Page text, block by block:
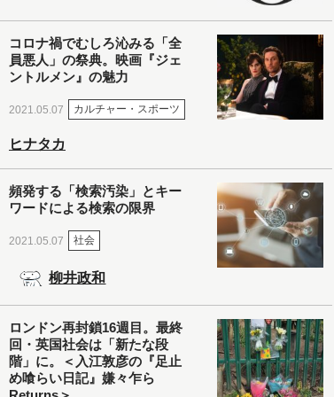
コロナ禍でむしろ沁みる「全
員悪人」の祭典。映画『ジェ
ントルメン』の魅力
2021.05.07 カルチャー・スポーツ
ヒナタカ
頻発する「検索汚染」とキー
ワードによる検索の限界
2021.05.07 社会
柳井政和
ロンドン再封鎖16週目。最終
回・英国社会は「新たな段
階」に。＜入江敦彦の『足止
め喰らい日記』嫌々乍ら